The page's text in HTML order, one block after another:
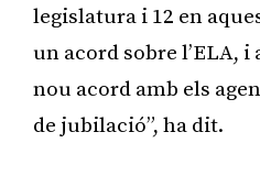
legislatura i 12 en
un acord sobre l’ELA,
nou acord amb els
de jubilació”, ha dit.